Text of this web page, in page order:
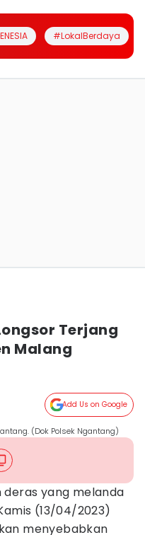
#LokalBerdaya
Terjang
Malang
Add Us on Google
(Dok Polsek Ngantang)
deras yang melanda
(13/04/2023)
menyebabkan